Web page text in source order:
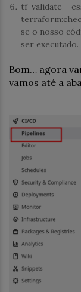
tf-validate –
se o nosso
ser executado.
Bom… agora
vamos até a aba